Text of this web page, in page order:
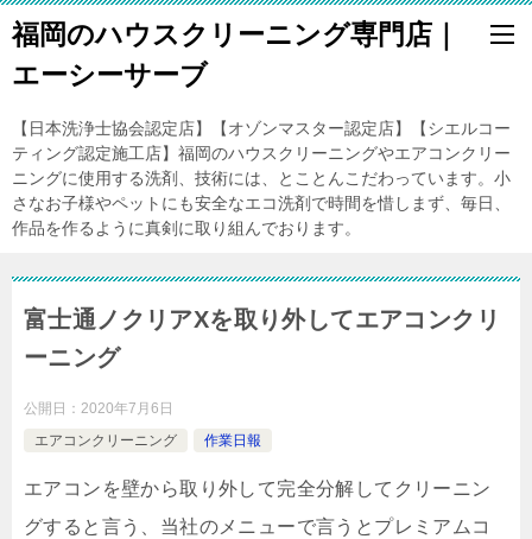
福岡のハウスクリーニング専門店｜
エーシーサーブ
【日本洗浄士協会認定店】【オゾンマスター認定店】【シエルコー
ティング認定施工店】福岡のハウスクリーニングやエアコンクリー
ニングに使用する洗剤、技術には、とことんこだわっています。小
さなお子様やペットにも安全なエコ洗剤で時間を惜しまず、毎日、
作品を作るように真剣に取り組んでおります。
富士通ノクリアXを取り外してエアコンクリ
ーニング
公開日： 2020年7月6日
エアコンクリーニング
作業日報
エアコンを壁から取り外して完全分解してクリーニン
グすると言う、当社のメニューで言うとプレミアムコ